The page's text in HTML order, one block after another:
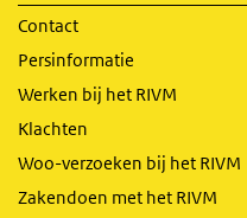
Contact
Persinformatie
Werken bij het RIVM
Klachten
Woo-verzoeken bij het RIVM
Zakendoen met het RIVM